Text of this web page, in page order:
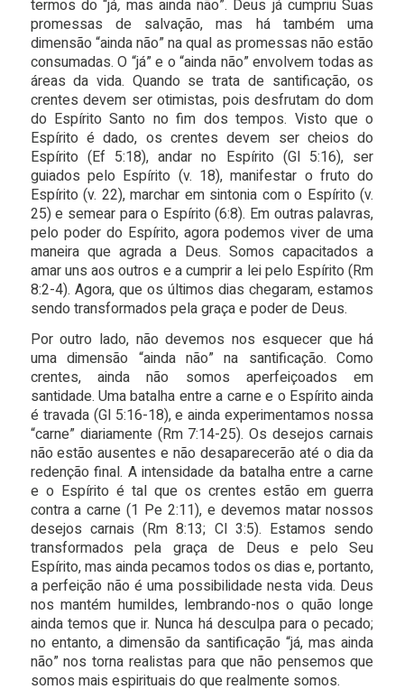
termos do “já, mas ainda não”. Deus já cumpriu Suas
promessas de salvação, mas há também uma
dimensão “ainda não” na qual as promessas não estão
consumadas. O “já” e o“ainda não” envolvem todas as
áreas da vida. Quando se trata de santificação, os
crentes devem ser otimistas, pois desfrutam do dom
do Espírito Santo no fim dos tempos. Visto que o
Espírito é dado, os crentes devem ser cheios do
Espírito (Ef 5:18), andar no Espírito (Gl 5:16), ser
guiados pelo Espírito (v. 18), manifestar o fruto do
Espírito (v. 22), marchar em sintonia com o Espírito (v.
25) e semear para o Espírito (6:8). Em outras palavras,
pelo poder do Espírito, agora podemos viver de uma
maneira que agrada a Deus. Somos capacitados a
amar uns aos outros e a cumprir a lei pelo Espírito (Rm
8:2-4). Agora, que os últimos dias chegaram, estamos
sendo transformados pela graça e poder de Deus.
Por outro lado, não devemos nos esquecer que há
uma dimensão “ainda não” na santificação. Como
crentes, ainda não somos aperfeiçoados em
santidade. Uma batalha entre a carne e o Espírito ainda
é travada (Gl 5:16-18), e ainda experimentamos nossa
“carne” diariamente (Rm 7:14-25). Os desejos carnais
não estão ausentes e não desaparecerão até o dia da
redenção final. A intensidade da batalha entre a carne
e o Espírito é tal que os crentes estão em guerra
contra a carne (1 Pe 2:11), e devemos matar nossos
desejos carnais (Rm 8:13; Cl 3:5). Estamos sendo
transformados pela graça de Deus e pelo Seu
Espírito, mas ainda pecamos todos os dias e, portanto,
a perfeição não é uma possibilidade nesta vida. Deus
nos mantém humildes, lembrando-nos o quão longe
ainda temos que ir. Nunca há desculpa para o pecado;
no entanto, a dimensão da santificação “já, mas ainda
não” nos torna realistas para que não pensemos que
somos mais espirituais do que realmente somos.